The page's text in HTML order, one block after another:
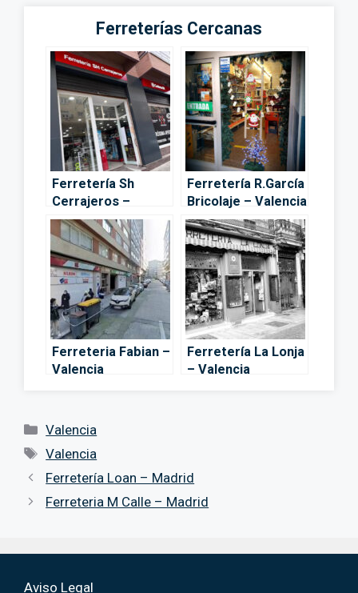
Ferreterías Cercanas
Ferretería Sh
Cerrajeros –
Valencia
Ferretería R.García
Bricolaje – Valencia
Ferreteria Fabian –
Valencia
Ferretería La Lonja
– Valencia
Categorías
Valencia
Etiquetas
Valencia
Ferretería Loan – Madrid
Ferreteria M Calle – Madrid
Aviso Legal